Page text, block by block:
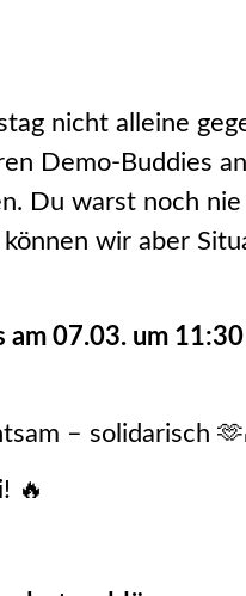
nicht alleine
Demo-Buddies
Du warst noch
können wir aber
07.03. um
– solidarisch
🔥